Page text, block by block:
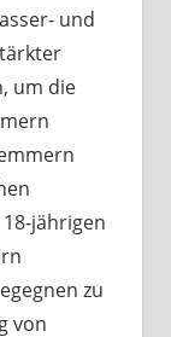
und
um die
jährigen
zu
von